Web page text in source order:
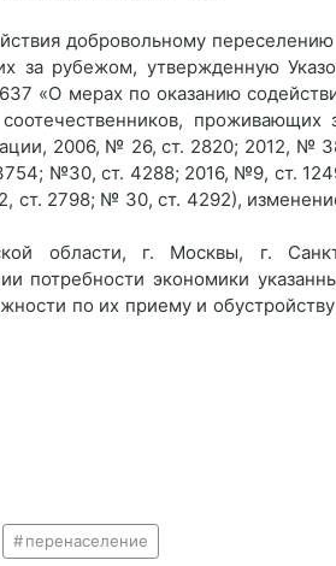
добровольному
за рубежом, утвержденную
«О мерах по оказанию
проживающих
2006, № 26, ст. 2820; 2012, №
№30, ст. 4288; 2016, №9, ст.
ст. 2798; № 30, ст. 4292),
области, г. Москвы, г.
потребности экономики
по их приему и
перенаселение